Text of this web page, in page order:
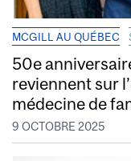
MCGILL AU QUÉBEC
50e
reviennent sur
médecine de
9 OCTOBRE 2025